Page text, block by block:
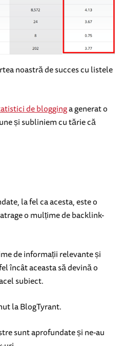
noastră de succes cu listele
de blogginga generat o
și subliniem cu tărie că
la fel ca acesta, este o
o mulțime de backlink-
de informații relevante și
încât aceasta să devină o
subiect.
la BlogTyrant.
sunt aprofundate și ne-au